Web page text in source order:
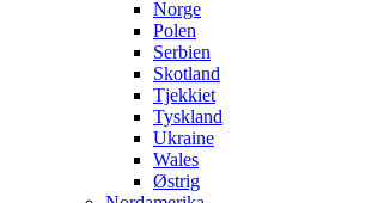
Norge
Polen
Serbien
Skotland
Tjekkiet
Tyskland
Ukraine
Wales
Østrig